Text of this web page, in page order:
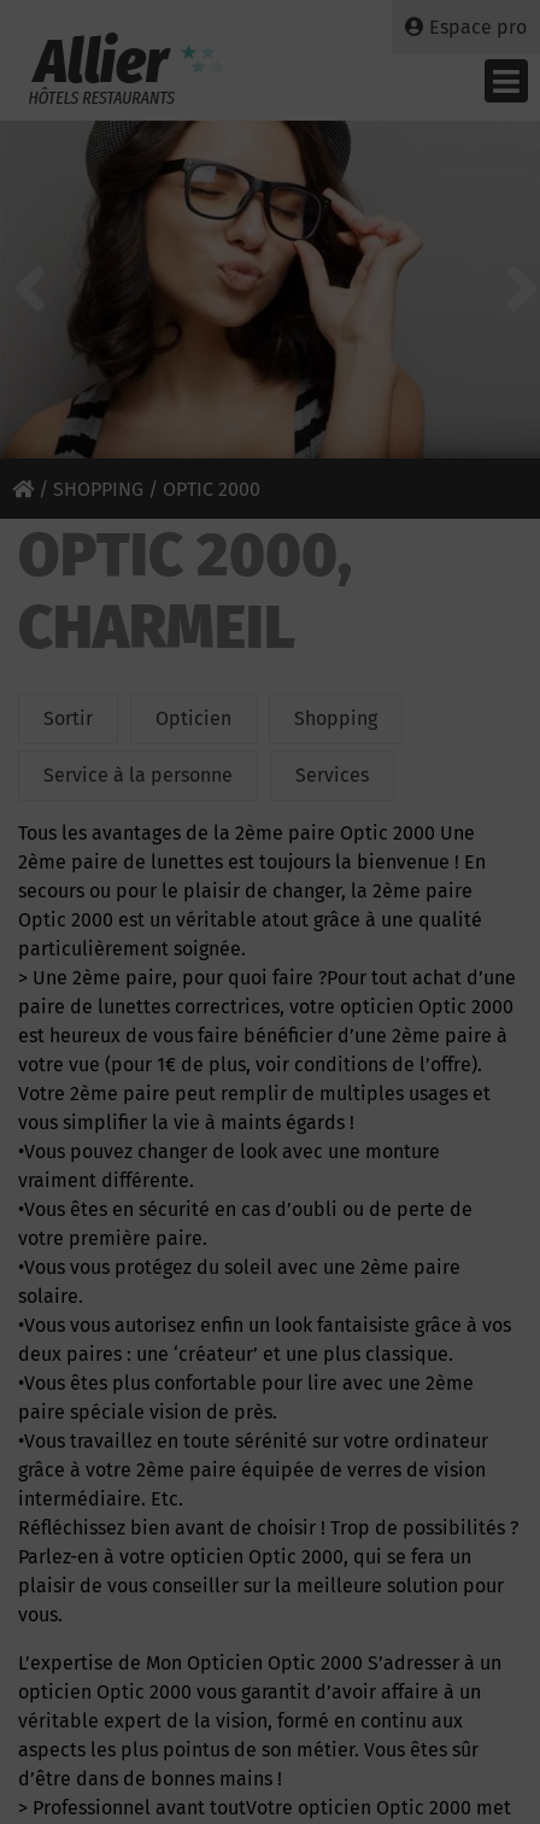
Espace pro
/ SHOPPING / OPTIC 2000
OPTIC 2000,
CHARMEIL
Sortir Opticien Shopping
Service à la personne Services
Tous les avantages de la 2ème paire Optic 2000 Une
2ème paire de lunettes est toujours la bienvenue ! En
secours ou pour le plaisir de changer, la 2ème paire
Optic 2000 est un véritable atout grâce à une qualité
particulièrement soignée.
> Une 2ème paire, pour quoi faire ?Pour tout achat d’une
paire de lunettes correctrices, votre opticien Optic 2000
est heureux de vous faire bénéficier d’une 2ème paire à
votre vue (pour 1€ de plus, voir conditions de l’offre).
Votre 2ème paire peut remplir de multiples usages et
vous simplifier la vie à maints égards !
•Vous pouvez changer de look avec une monture
vraiment différente.
•Vous êtes en sécurité en cas d’oubli ou de perte de
votre première paire.
•Vous vous protégez du soleil avec une 2ème paire
solaire.
•Vous vous autorisez enfin un look fantaisiste grâce à vos
deux paires : une ‘créateur’ et une plus classique.
•Vous êtes plus confortable pour lire avec une 2ème
paire spéciale vision de près.
•Vous travaillez en toute sérénité sur votre ordinateur
grâce à votre 2ème paire équipée de verres de vision
intermédiaire. Etc.
Réfléchissez bien avant de choisir ! Trop de possibilités ?
Parlez-en à votre opticien Optic 2000, qui se fera un
plaisir de vous conseiller sur la meilleure solution pour
vous.
L’expertise de Mon Opticien Optic 2000 S’adresser à un
opticien Optic 2000 vous garantit d’avoir affaire à un
véritable expert de la vision, formé en continu aux
aspects les plus pointus de son métier. Vous êtes sûr
d’être dans de bonnes mains !
> Professionnel avant toutVotre opticien Optic 2000 met